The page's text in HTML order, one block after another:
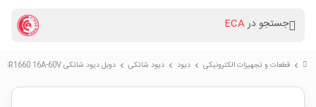
جستجو درECA
chevron_right قطعات و تجهیزات الکترونیکی chevron_right دیود chevron_right دیود شاتکی chevron_right دوبل دیود شاتکی SR1660 16A-60V پکیج TO-220